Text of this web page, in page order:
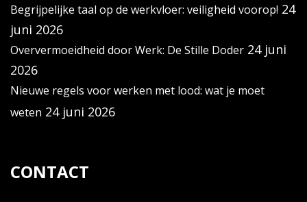
Begrijpelijke taal op de werkvloer: veiligheid voorop! 24
juni 2026
Oververmoeidheid door Werk: De Stille Doder 24 juni
2026
Nieuwe regels voor werken met lood: wat je moet
weten 24 juni 2026
CONTACT